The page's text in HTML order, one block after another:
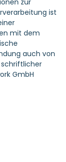
zur
ist
mit dem
auch von
schriftlicher
GmbH